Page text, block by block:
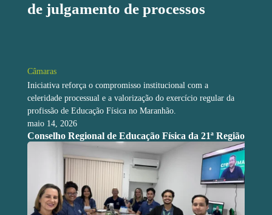
de julgamento de processos
Câmaras
Iniciativa reforça o compromisso institucional com a
celeridade processual e a valorização do exercício regular da
profissão de Educação Física no Maranhão.
maio 14, 2026
Conselho Regional de Educação Física da 21ª Região